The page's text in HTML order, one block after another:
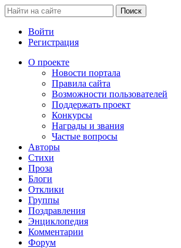
Войти
Регистрация
О проекте
Новости портала
Правила сайта
Возможности пользователей
Поддержать проект
Конкурсы
Награды и звания
Частые вопросы
Авторы
Стихи
Проза
Блоги
Отклики
Группы
Поздравления
Энциклопедия
Комментарии
Форум